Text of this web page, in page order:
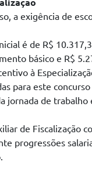
a exigência de
é de R$
básico e R$
à
para este concurso
jornada de trabalho
de Fiscalização
progressões